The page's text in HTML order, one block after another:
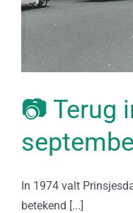
📷 Terug
In 1974 valt
betekend [...]